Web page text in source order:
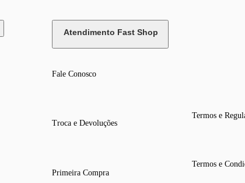
Atendimento Fast Shop
Fale Conosco
Troca e Devoluções
Primeira Compra
Termos e
Termos e